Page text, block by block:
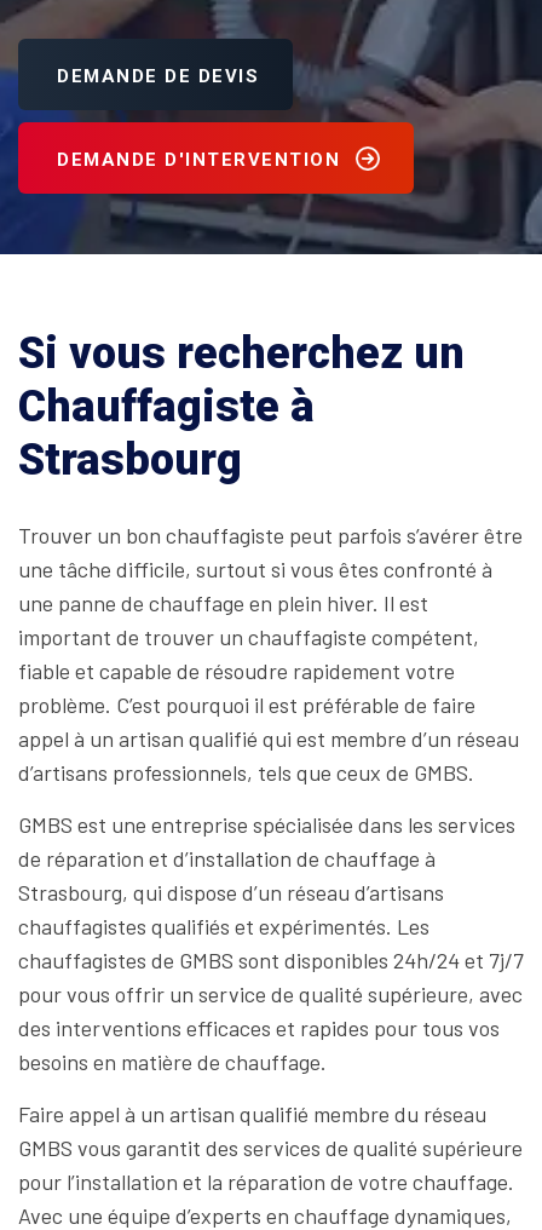
DEMANDE DE DEVIS
DEMANDE D'INTERVENTION
Si vous recherchez un
Chauffagiste à
Strasbourg
Trouver un bon chauffagiste peut parfois s’avérer être
une tâche difficile, surtout si vous êtes confronté à
une panne de chauffage en plein hiver. Il est
important de trouver un chauffagiste compétent,
fiable et capable de résoudre rapidement votre
problème. C’est pourquoi il est préférable de faire
appel à un artisan qualifié qui est membre d’un réseau
d’artisans professionnels, tels que ceux de GMBS.
GMBS est une entreprise spécialisée dans les services
de réparation et d’installation de chauffage à
Strasbourg, qui dispose d’un réseau d’artisans
chauffagistes qualifiés et expérimentés. Les
chauffagistes de GMBS sont disponibles 24h/24 et 7j/7
pour vous offrir un service de qualité supérieure, avec
des interventions efficaces et rapides pour tous vos
besoins en matière de chauffage.
Faire appel à un artisan qualifié membre du réseau
GMBS vous garantit des services de qualité supérieure
pour l’installation et la réparation de votre chauffage.
Avec une équipe d’experts en chauffage dynamiques,